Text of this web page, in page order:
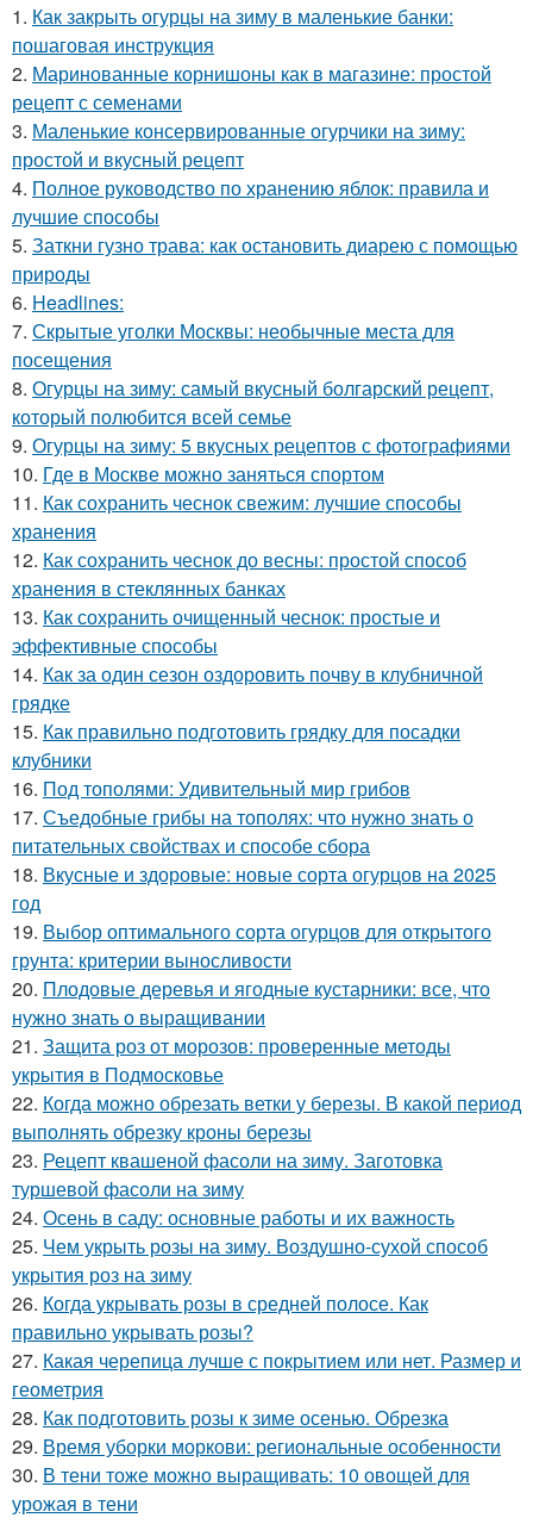
1. Как закрыть огурцы на зиму в маленькие банки:
пошаговая инструкция
2. Маринованные корнишоны как в магазине: простой
рецепт с семенами
3. Маленькие консервированные огурчики на зиму:
простой и вкусный рецепт
4. Полное руководство по хранению яблок: правила и
лучшие способы
5. Заткни гузно трава: как остановить диарею с помощью
природы
6. Headlines:
7. Скрытые уголки Москвы: необычные места для
посещения
8. Огурцы на зиму: самый вкусный болгарский рецепт,
который полюбится всей семье
9. Огурцы на зиму: 5 вкусных рецептов с фотографиями
10. Где в Москве можно заняться спортом
11. Как сохранить чеснок свежим: лучшие способы
хранения
12. Как сохранить чеснок до весны: простой способ
хранения в стеклянных банках
13. Как сохранить очищенный чеснок: простые и
эффективные способы
14. Как за один сезон оздоровить почву в клубничной
грядке
15. Как правильно подготовить грядку для посадки
клубники
16. Под тополями: Удивительный мир грибов
17. Съедобные грибы на тополях: что нужно знать о
питательных свойствах и способе сбора
18. Вкусные и здоровые: новые сорта огурцов на 2025
год
19. Выбор оптимального сорта огурцов для открытого
грунта: критерии выносливости
20. Плодовые деревья и ягодные кустарники: все, что
нужно знать о выращивании
21. Защита роз от морозов: проверенные методы
укрытия в Подмосковье
22. Когда можно обрезать ветки у березы. В какой период
выполнять обрезку кроны березы
23. Рецепт квашеной фасоли на зиму. Заготовка
туршевой фасоли на зиму
24. Осень в саду: основные работы и их важность
25. Чем укрыть розы на зиму. Воздушно-сухой способ
укрытия роз на зиму
26. Когда укрывать розы в средней полосе. Как
правильно укрывать розы?
27. Какая черепица лучше с покрытием или нет. Размер и
геометрия
28. Как подготовить розы к зиме осенью. Обрезка
29. Время уборки моркови: региональные особенности
30. В тени тоже можно выращивать: 10 овощей для
урожая в тени